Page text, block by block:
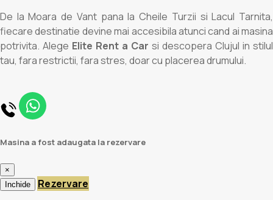
De la Moara de Vant pana la Cheile Turzii si Lacul Tarnita,
fiecare destinatie devine mai accesibila atunci cand ai masina
potrivita. Alege Elite Rent a Car si descopera Clujul in stilul
tau, fara restrictii, fara stres, doar cu placerea drumului.
Masina a fost adaugata la rezervare
×
Inchide
Rezervare